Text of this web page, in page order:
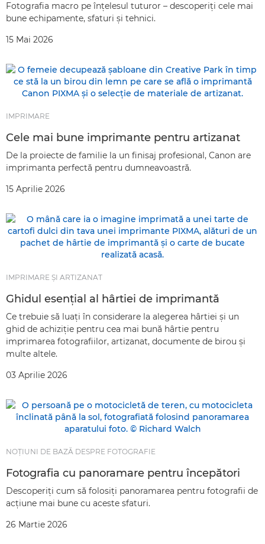
Fotografia macro pe înţelesul tuturor – descoperiţi cele mai
bune echipamente, sfaturi şi tehnici.
15 Mai 2026
IMPRIMARE
Cele mai bune imprimante pentru artizanat
De la proiecte de familie la un finisaj profesional, Canon are
imprimanta perfectă pentru dumneavoastră.
15 Aprilie 2026
IMPRIMARE ŞI ARTIZANAT
Ghidul esenţial al hârtiei de imprimantă
Ce trebuie să luaţi în considerare la alegerea hârtiei şi un
ghid de achiziţie pentru cea mai bună hârtie pentru
imprimarea fotografiilor, artizanat, documente de birou şi
multe altele.
03 Aprilie 2026
NOŢIUNI DE BAZĂ DESPRE FOTOGRAFIE
Fotografia cu panoramare pentru începători
Descoperiţi cum să folosiţi panoramarea pentru fotografii de
acţiune mai bune cu aceste sfaturi.
26 Martie 2026